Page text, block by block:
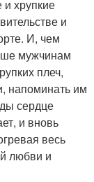
хрупкие
и
И, чем
мужчинам
плеч,
напоминать им
сердце
и вновь
весь
любви и